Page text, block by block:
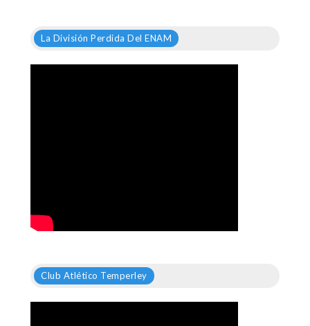
La División Perdida Del ENAM
Club Atlético Temperley